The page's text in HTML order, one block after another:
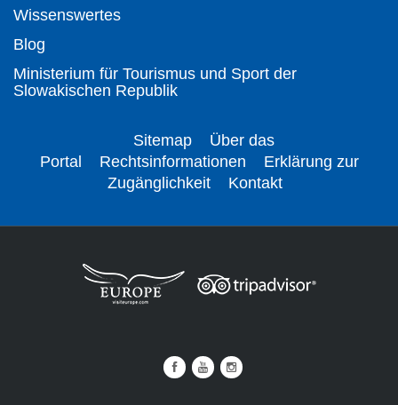
Wissenswertes
Blog
Ministerium für Tourismus und Sport der
Slowakischen Republik
Sitemap
Über das
Portal
Rechtsinformationen
Erklärung zur
Zugänglichkeit
Kontakt